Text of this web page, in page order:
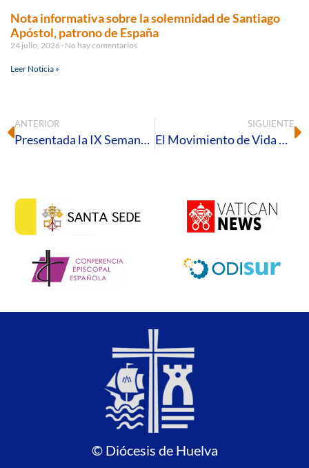
Nota informativa sobre la solemnidad de Santiago
Apóstol, patrono de España
24 julio, 2026 No hay comentarios
Leer Noticia »
ANTERIOR
Presentada la IX Semana de Cine Espiritual en los cines Artesiete Holea
SIGUIENTE
El Movimiento de Vida Ascendente celebra a sus Santos Patrones en Huelva
© Diócesis de Huelva